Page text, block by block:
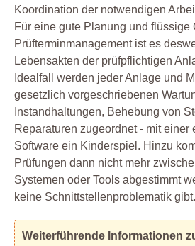
Koordination der notwendigen
Für eine gute Planung und flüssige
Prüfterminmanagement ist es
Lebensakten der prüfpflichtigen
Idealfall werden jeder Anlage und
gesetzlich vorgeschriebenen
Instandhaltungen, Behebung von
Reparaturen zugeordnet - mit einer
Software ein Kinderspiel. Hinzu
Prüfungen dann nicht mehr
Systemen oder Tools abgestimmt
keine Schnittstellenproblematik gibt.
Weiterführende Informationen